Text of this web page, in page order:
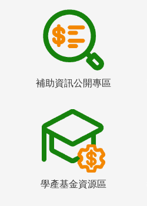
補助資訊公開專區
學產基金資源區